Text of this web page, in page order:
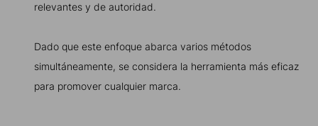
relevantes y de autoridad.
Dado que este enfoque abarca varios métodos
simultáneamente, se considera la herramienta más eficaz
para promover cualquier marca.